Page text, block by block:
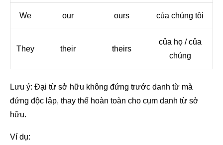
We our ours của chúng tôi
They their theirs
của họ / của
chúng
Lưu ý: Đại từ sở hữu không đứng trước danh từ mà
đứng độc lập, thay thế hoàn toàn cho cụm danh từ sở
hữu.
Ví dụ: